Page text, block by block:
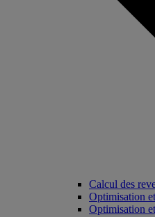
Calcul des
Optimisation
Optimisation